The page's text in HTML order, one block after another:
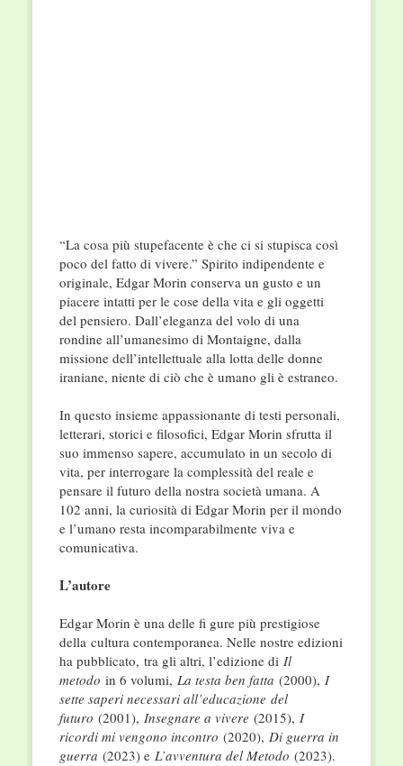
“La cosa più stupefacente è che ci si stupisca così
poco del fatto di vivere.” Spirito indipendente e
originale, Edgar Morin conserva un gusto e un
piacere intatti per le cose della vita e gli oggetti
del pensiero. Dall’eleganza del volo di una
rondine all’umanesimo di Montaigne, dalla
missione dell’intellettuale alla lotta delle donne
iraniane, niente di ciò che è umano gli è estraneo.
In questo insieme appassionante di testi personali,
letterari, storici e filosofici, Edgar Morin sfrutta il
suo immenso sapere, accumulato in un secolo di
vita, per interrogare la complessità del reale e
pensare il futuro della nostra società umana. A
102 anni, la curiosità di Edgar Morin per il mondo
e l’umano resta incomparabilmente viva e
comunicativa.
L’autore
Edgar Morin è una delle fi gure più prestigiose
della cultura contemporanea. Nelle nostre edizioni
ha pubblicato, tra gli altri, l’edizione di Il
metodo in 6 volumi, La testa ben fatta (2000), I
sette saperi necessari all’educazione del
futuro (2001), Insegnare a vivere (2015), I
ricordi mi vengono incontro (2020), Di guerra in
guerra (2023) e L’avventura del Metodo (2023).